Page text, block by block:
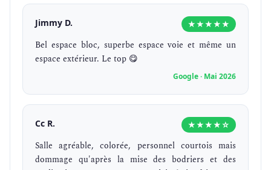
Jimmy D. ★★★★★
Bel espace bloc, superbe espace voie et même un
espace extérieur. Le top 😋
Google · Mai 2026
Cc R. ★★★★☆
Salle agréable, colorée, personnel courtois mais
dommage qu'après la mise des bodriers et des